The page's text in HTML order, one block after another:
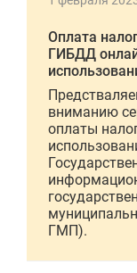
Оплата
ГИБДД
вниманию
оплаты
ГМП).